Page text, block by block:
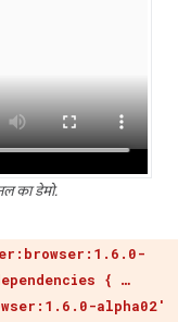
का डेमो.
{ …
alpha02'